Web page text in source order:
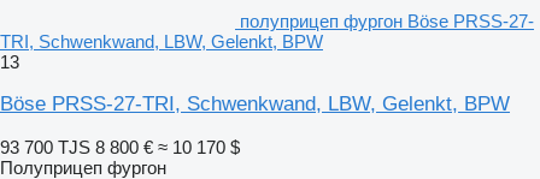
полуприцеп фургон Böse PRSS-27-
TRI, Schwenkwand, LBW, Gelenkt, BPW
13
Böse PRSS-27-TRI, Schwenkwand, LBW, Gelenkt, BPW
93 700 TJS 8 800 € ≈ 10 170 $
Полуприцеп фургон